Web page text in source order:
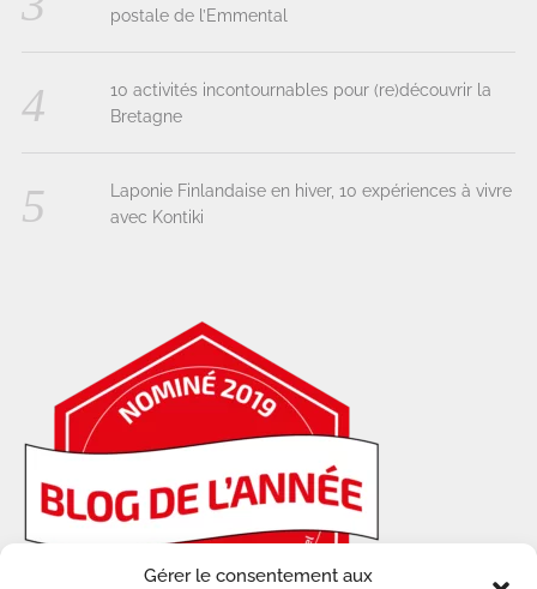
Gérer le consentement aux
postale de l’Emmental
10 activités incontournables pour (re)découvrir la
Bretagne
Laponie Finlandaise en hiver, 10 expériences à vivre
avec Kontiki